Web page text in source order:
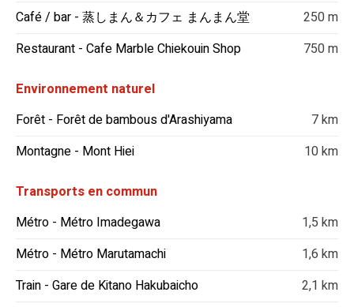
Café / bar - 蒸しまん＆カフェ まんまん堂
250 m
Restaurant - Cafe Marble Chiekouin Shop
750 m
Environnement naturel
Forêt - Forêt de bambous d'Arashiyama
7 km
Montagne - Mont Hiei
10 km
Transports en commun
Métro - Métro Imadegawa
1,5 km
Métro - Métro Marutamachi
1,6 km
Train - Gare de Kitano Hakubaicho
2,1 km